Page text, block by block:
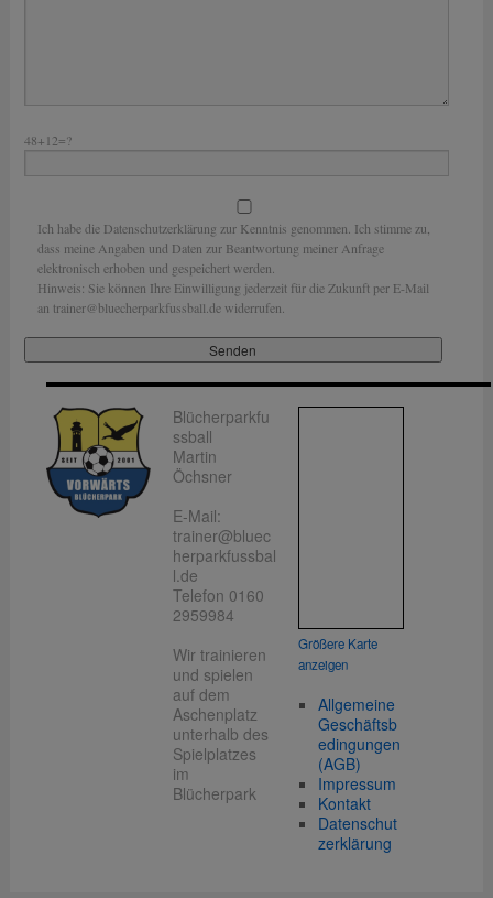
48+12=?
Ich habe die Datenschutzerklärung zur Kenntnis genommen. Ich stimme zu,
dass meine Angaben und Daten zur Beantwortung meiner Anfrage
elektronisch erhoben und gespeichert werden.
Hinweis: Sie können Ihre Einwilligung jederzeit für die Zukunft per E-Mail
an trainer@bluecherparkfussball.de widerrufen.
Blücherparkfu
ssball
Martin
Öchsner
E-Mail:
trainer@bluec
herparkfussbal
l.de
Telefon 0160
2959984
Wir trainieren
und spielen
auf dem
Aschenplatz
unterhalb des
Spielplatzes
im
Blücherpark
Größere Karte
anzeigen
Allgemeine
Geschäftsb
edingungen
(AGB)
Impressum
Kontakt
Datenschut
zerklärung